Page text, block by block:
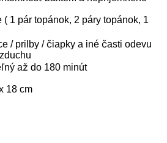
( 1 pár topánok, 2 páry topánok, 1
/ prilby / čiapky a iné časti odevu
až do 180 minút
18 cm